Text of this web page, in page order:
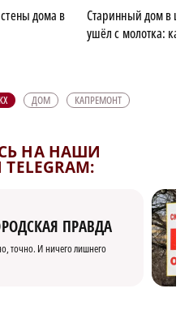
дома в
Старинный дом в
ушёл с молотка:
ДОМ КАПРЕМОНТ
НА НАШИ
ПРАВДА
точно. И ничего лишнего